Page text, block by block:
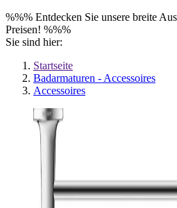
%%% Entdecken Sie unsere breite
Preisen! %%%
Sie sind hier:
Startseite
Badarmaturen - Accessoires
Accessoires